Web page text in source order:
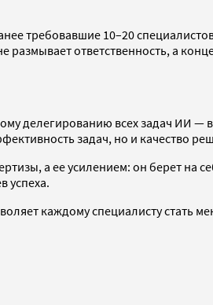
требовавшие 10–20
ответственность, а
делегированию всех задач ИИ —
задач, но и качество
а ее усилением: он берет на
успеха.
каждому специалисту стать